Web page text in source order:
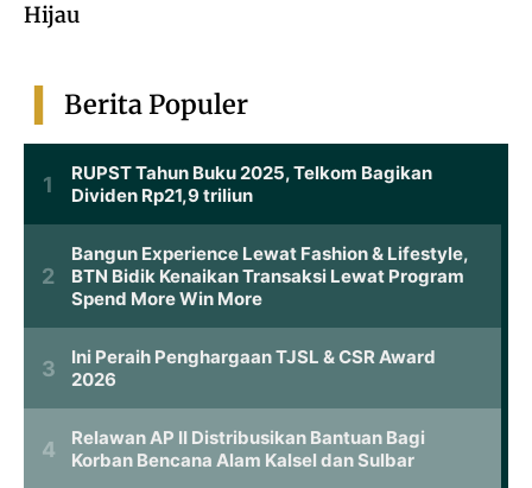
Hijau
Berita Populer